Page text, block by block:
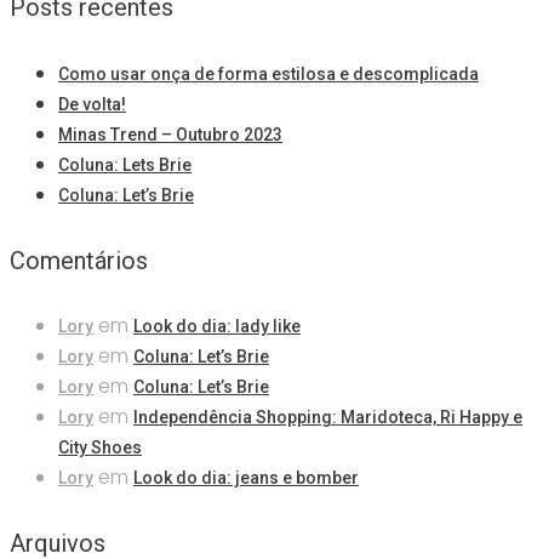
Posts recentes
Como usar onça de forma estilosa e descomplicada
De volta!
Minas Trend – Outubro 2023
Coluna: Lets Brie
Coluna: Let’s Brie
Comentários
Lory em Look do dia: lady like
Lory em Coluna: Let’s Brie
Lory em Coluna: Let’s Brie
Lory em
Independência Shopping: Maridoteca, Ri Happy e
City Shoes
Lory em Look do dia: jeans e bomber
Arquivos